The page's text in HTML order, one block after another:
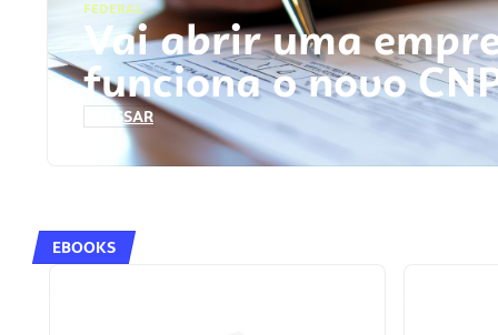
FEDERAL
Vai abrir uma
funciona o novo
ACESSAR
EBOOKS